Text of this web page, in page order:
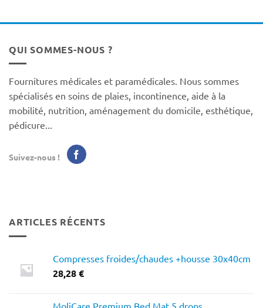
QUI SOMMES-NOUS ?
Fournitures médicales et paramédicales. Nous sommes
spécialisés en soins de plaies, incontinence, aide à la
mobilité, nutrition, aménagement du domicile, esthétique,
pédicure...
Suivez-nous !
ARTICLES RÉCENTS
Compresses froides/chaudes +housse 30x40cm
28,28€
MoliCare Premium Bed Mat 5 drops